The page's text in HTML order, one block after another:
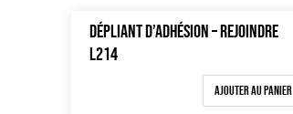
DÉPLIANT D’ADHÉSION – REJOINDRE
L214
Ajouter au panier